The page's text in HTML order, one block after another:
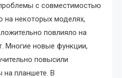
с совместимостью
на некоторых моделях,
повлияло на
Многие новые функции,
повысили
на планшете. В